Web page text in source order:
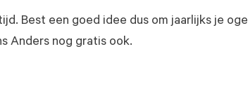
Best een goed idee dus om jaarlijks je
Anders nog gratis ook.